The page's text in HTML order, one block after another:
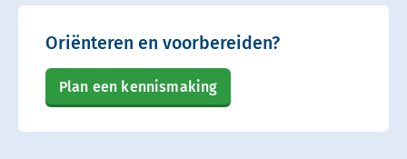
Oriënteren en voorbereiden?
Plan een kennismaking